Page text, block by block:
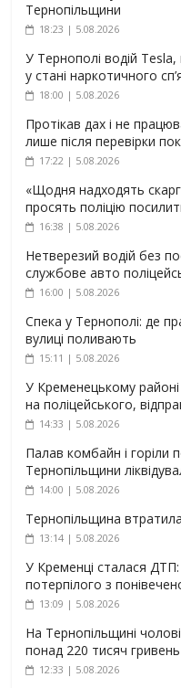
Тернопільщини
18:23 | 5.08.2026
У Тернополі водій
у стані наркотичного
18:00 | 5.08.2026
Протікав дах і не
лише після перевірки
17:22 | 5.08.2026
«Щодня надходять
просять поліцію
16:38 | 5.08.2026
Нетверезий водій без
службове авто
16:00 | 5.08.2026
Спека у Тернополі: де
вулиці поливають
15:11 | 5.08.2026
У Кременецькому районі
на поліцейського,
14:33 | 5.08.2026
Палав комбайн і горіли
Тернопільщини
14:00 | 5.08.2026
Тернопільщина
13:14 | 5.08.2026
У Кременці сталася
потерпілого з
13:09 | 5.08.2026
На Тернопільщині
понад 220 тисяч гривень
12:33 | 5.08.2026